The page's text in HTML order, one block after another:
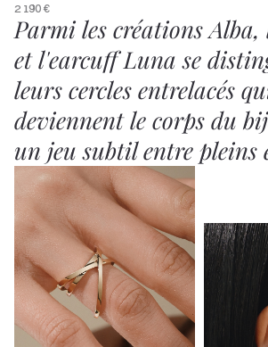
2 190 €
Parmi les créations Alba,
et l'earcuff Luna se
leurs cercles entrelacés
deviennent le corps du
un jeu subtil entre pleins